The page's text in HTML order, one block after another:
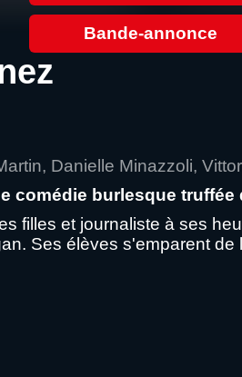
Bande-annonce
Danielle Minazzoli,
comédie burlesque
filles et journaliste à ses
Ses élèves s'emparent de